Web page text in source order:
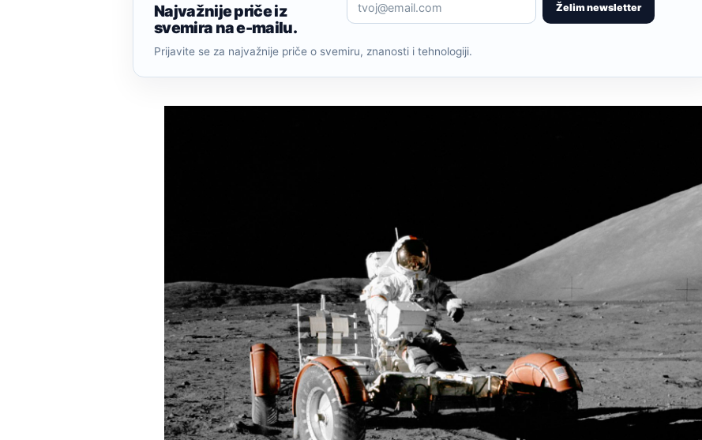
Najvažnije priče iz
svemira na e-mailu.
Želim newsletter
Prijavite se za najvažnije priče o svemiru, znanosti i tehnologiji.